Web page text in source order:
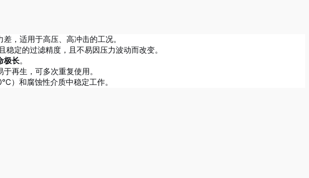
差，适用于高压、高冲击的工况。
稳定的过滤精度，且不易因压力波动而改变。
极长。
再生，可多次重复使用。
和腐蚀性介质中稳定工作。